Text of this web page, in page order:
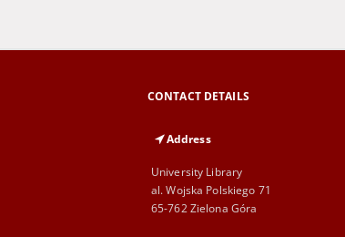
CONTACT DETAILS
Address
University Library
al. Wojska Polskiego 71
65-762 Zielona Góra